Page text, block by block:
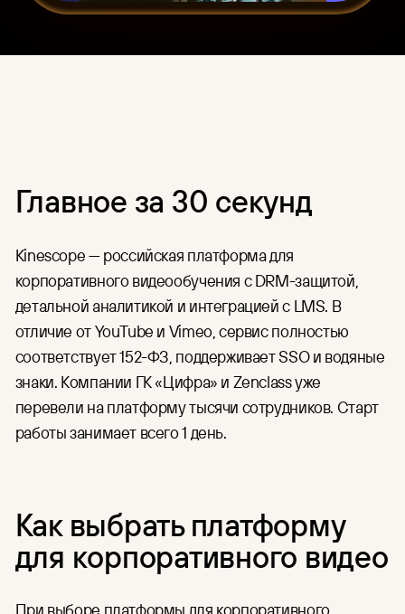
Единый интерфейс для загрузки,
управления правами доступа.
Подготовка и проведение
мероприятий в Москве и по
трансляция, хранение и защита
записей.
HR
Главное за 30 секунд
Kinescope — российская платформа для
корпоративного видеообучения с DRM-защитой,
детальной аналитикой и интеграцией с LMS. В
отличие от YouTube и Vimeo, сервис полностью
соответствует 152-ФЗ, поддерживает SSO и водяные
знаки. Компании ГК «Цифра» и Zenclass уже
перевели на платформу тысячи сотрудников. Старт
работы занимает всего 1 день.
Как выбрать платформу
для корпоративного видео